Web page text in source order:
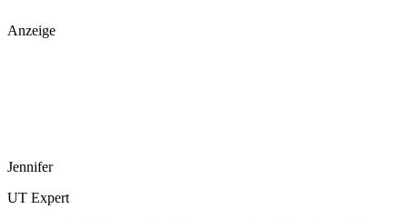
Anzeige
Jennifer
UT Expert